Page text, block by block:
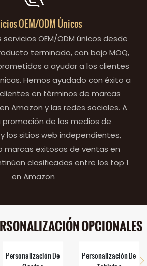
OEM/ODM Únicos
OEM/ODM únicos desde
terminado, con bajo MOQ,
a ayudar a los clientes
Hemos ayudado con éxito a
en términos de marcas
Amazon y las redes sociales. A
promoción de los medios de
los sitios web independientes,
marcas exitosas de ventas en
clasificadas entre los top 1
en Amazon
OPCIONALES
Personalización De
Personalización De